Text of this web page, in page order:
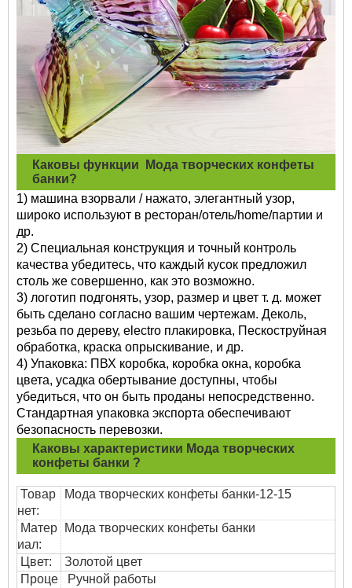
Каковы функции
Мода творческих конфеты
банки?
1) машина взорвали / нажато, элегантный узор,
широко используют в ресторан/отель/home/партии и
др.
2) Специальная конструкция и точный контроль
качества убедитесь, что каждый кусок предложил
столь же совершенно, как это возможно.
3) логотип подгонять, узор, размер и цвет т. д. может
быть сделано согласно вашим чертежам. Деколь,
резьба по дереву, electro плакировка, Пескоструйная
обработка, краска опрыскивание, и др.
4) Упаковка: ПВХ коробка, коробка окна, коробка
цвета, усадка обертывание доступны, чтобы
убедиться, что он быть проданы непосредственно.
Стандартная упаковка экспорта обеспечивают
безопасность перевозки.
Каковы характеристики Мода творческих
конфеты банки ?
Товар
нет:
Мода творческих конфеты банки-12-15
Матер
иал:
Мода творческих конфеты банки
Цвет:
Золотой цвет
Проце
Ручной работы